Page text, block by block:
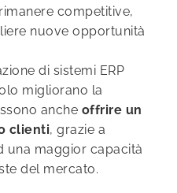
competitive,
nuove opportunità
di sistemi ERP
migliorano la
anche offrire un
clienti, grazie a
una maggior capacità
del mercato.